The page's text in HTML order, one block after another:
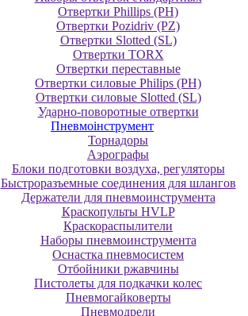
Отвертки Phillips (PH)
Отвертки Pozidriv (PZ)
Отвертки Slotted (SL)
Отвертки TORX
Отвертки переставные
Отвертки силовые Philips (PH)
Отвертки силовые Slotted (SL)
Ударно-поворотные отвертки
Пневмоінструмент
Topнaдopы
Аэрографы
Блоки подготовки воздуха, регуляторы
Быстроразъемные соединения для шлангов
Держатели для пневмоинструмента
Краскопульты HVLP
Краскораспылители
Наборы пневмоинструмента
Оснастка пневмосистем
Отбойники ржавчины
Пистолеты для подкачки колес
Пневмогайковерты
Пневмодрели